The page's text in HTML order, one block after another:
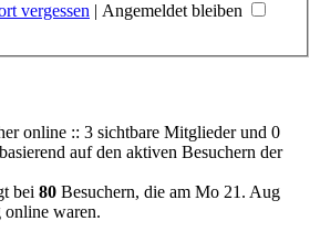
vergessen | Angemeldet bleiben
online :: 3 sichtbare Mitglieder und 0
auf den aktiven Besuchern der
bei 80 Besuchern, die am Mo 21. Aug
waren.